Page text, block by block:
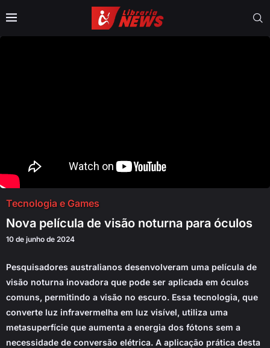
Tecnologia e Games
Nova película de visão noturna para óculos
10 de junho de 2024
Pesquisadores australianos desenvolveram uma película de
visão noturna inovadora que pode ser aplicada em óculos
comuns, permitindo a visão no escuro. Essa tecnologia, que
converte luz infravermelha em luz visível, utiliza uma
metasuperfície que aumenta a energia dos fótons sem a
necessidade de conversão elétrica. A aplicação prática desta